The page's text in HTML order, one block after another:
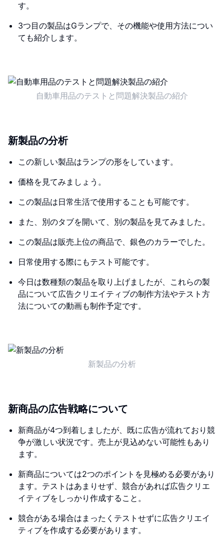
す。
3つ目の製品はGランプで、その機能や使用方法につい
ても紹介します。
自動車用品のテストと問題解決製品の紹介
新製品の分析
この新しい製品はランプの形をしています。
価格を見てみましょう。
この製品は日常生活で使用することも可能です。
また、別のタブを開いて、別の製品を見てみました。
この製品は販売上位の商品で、銀色のカラーでした。
日常使用する際にもテスト可能です。
今日は数種類の製品を取り上げましたが、これらの製
品について広告クリエイティブの制作方法やテスト方
法についての動画も制作予定です。
新製品の分析
新商品の広告戦略について
新商品が4つ到着しましたが、既に広告が流れており競
争が激しい状況です。売上が見込めない可能性もあり
ます。
新商品については2つのポイントを見極める必要があり
ます。テストはあまりせず、競合があれば広告クリエ
イティブをしっかり作成すること。
競合がある場合はまったくテストせずに広告クリエイ
ティブを作成する必要があります。